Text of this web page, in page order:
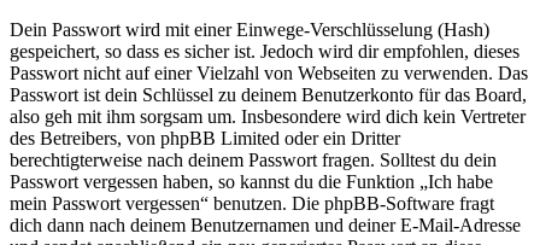
Dein Passwort wird mit einer Einwege-Verschlüsselung (Hash)
gespeichert, so dass es sicher ist. Jedoch wird dir empfohlen, dieses
Passwort nicht auf einer Vielzahl von Webseiten zu verwenden. Das
Passwort ist dein Schlüssel zu deinem Benutzerkonto für das Board,
also geh mit ihm sorgsam um. Insbesondere wird dich kein Vertreter
des Betreibers, von phpBB Limited oder ein Dritter
berechtigterweise nach deinem Passwort fragen. Solltest du dein
Passwort vergessen haben, so kannst du die Funktion „Ich habe
mein Passwort vergessen“ benutzen. Die phpBB-Software fragt
dich dann nach deinem Benutzernamen und deiner E-Mail-Adresse